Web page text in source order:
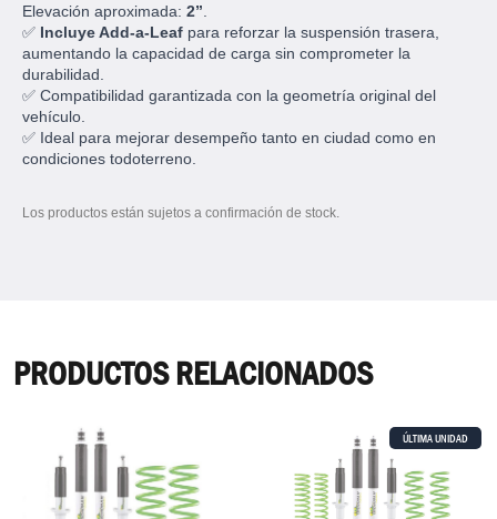
Elevación aproximada: 2”
✅ Incluye Add-a-Leaf para reforzar la suspensión trasera,
aumentando la capacidad de carga sin comprometer la
durabilidad.
✅ Compatibilidad garantizada con la geometría original del
vehículo.
✅ Ideal para mejorar desempeño tanto en ciudad como en
condiciones todoterreno.
Los productos están sujetos a confirmación de stock.
PRODUCTOS RELACIONADOS
ÚLTIMA UNIDAD